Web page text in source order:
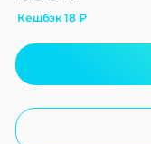
Кешбэк18₽